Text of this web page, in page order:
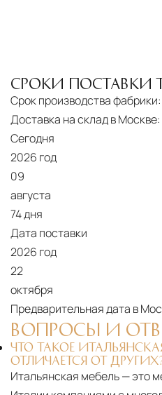
поставки
международными
выбрать
критичных партий
СРОКИ ПОСТАВКИ
Срок производства фабрики:
Доставка на склад в Москве:
Сегодня
2026 год
09
августа
74 дня
Дата поставки
2026 год
22
октября
Предварительная дата в
ВОПРОСЫ И
ЧТО ТАКОЕ
ОТЛИЧАЕТСЯ ОТ
Итальянская мебель — это